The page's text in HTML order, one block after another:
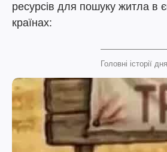
ресурсів для пошуку житла в
країнах:
Головні історії дня